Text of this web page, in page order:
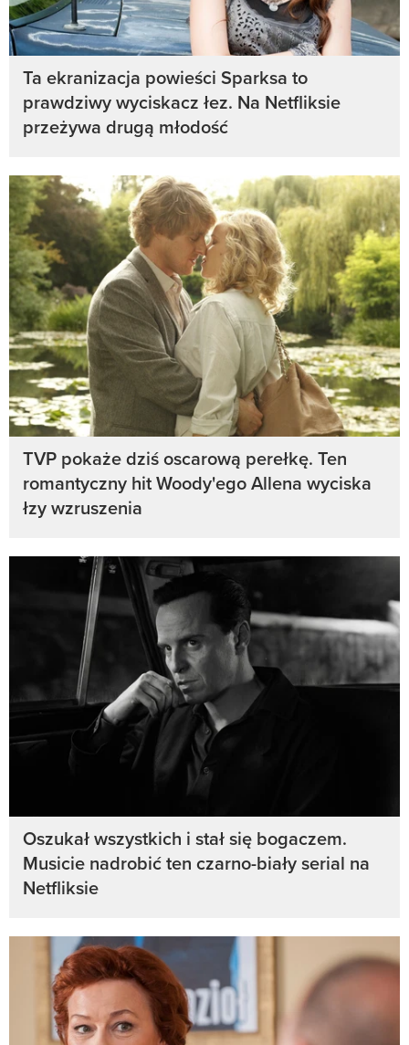
Ta ekranizacja powieści Sparksa to
prawdziwy wyciskacz łez. Na Netfliksie
przeżywa drugą młodość
TVP pokaże dziś oscarową perełkę. Ten
romantyczny hit Woody'ego Allena wyciska
łzy wzruszenia
Oszukał wszystkich i stał się bogaczem.
Musicie nadrobić ten czarno-biały serial na
Netfliksie